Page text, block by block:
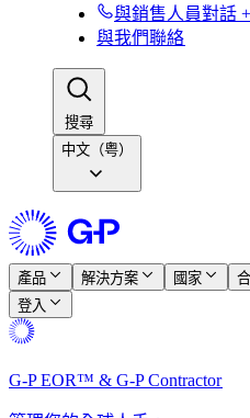
與銷售人員對話
與我們聯絡​​
搜尋​​
中文（粤）
產品​​ 解決方案​​ 國家​​
登入​​
G-P EOR™ & G-P Contractor​​